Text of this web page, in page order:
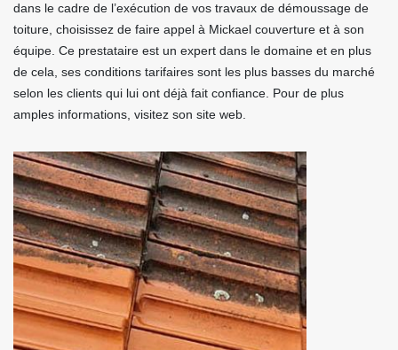
dans le cadre de l’exécution de vos travaux de démoussage de
toiture, choisissez de faire appel à Mickael couverture et à son
équipe. Ce prestataire est un expert dans le domaine et en plus
de cela, ses conditions tarifaires sont les plus basses du marché
selon les clients qui lui ont déjà fait confiance. Pour de plus
amples informations, visitez son site web.